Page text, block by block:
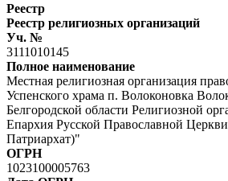
Реестр
Реестр религиозных организаций
Уч. №
3111010145
Полное наименование
Местная религиозная организация
Успенского храма п. Волоконовка
Белгородской области Религиозной
Епархия Русской Православной
Патриархат)"
ОГРН
1023100005763